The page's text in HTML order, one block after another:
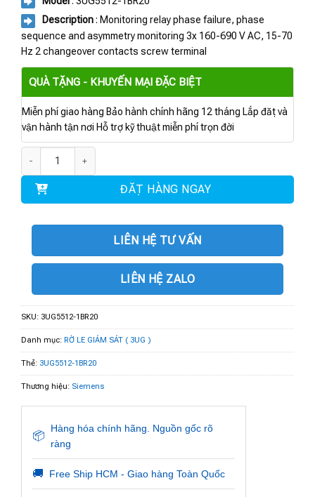
Description: Monitoring relay phase failure, phase
sequence and asymmetry monitoring 3x 160-690 V AC, 15-70
Hz 2 changeover contacts screw terminal
QUÀ TẶNG - KHUYẾN MẠI ĐẶC BIỆT
Miễn phí giao hàng Bảo hành chính hãng 12 tháng Lắp đặt và
vận hành tận nơi Hỗ trợ kỹ thuật miễn phí trọn đời
ĐẶT HÀNG NGAY
LIÊN HỆ TƯ VẤN
LIÊN HỆ ZALO
SKU: 3UG5512-1BR20
Danh mục: RỜ LE GIÁM SÁT ( 3UG )
Thẻ: 3UG5512-1BR20
Thương hiệu: Siemens
📦
Hàng hóa chính hãng. Nguồn gốc rõ
ràng
🚚 Free Ship HCM - Giao hàng Toàn Quốc